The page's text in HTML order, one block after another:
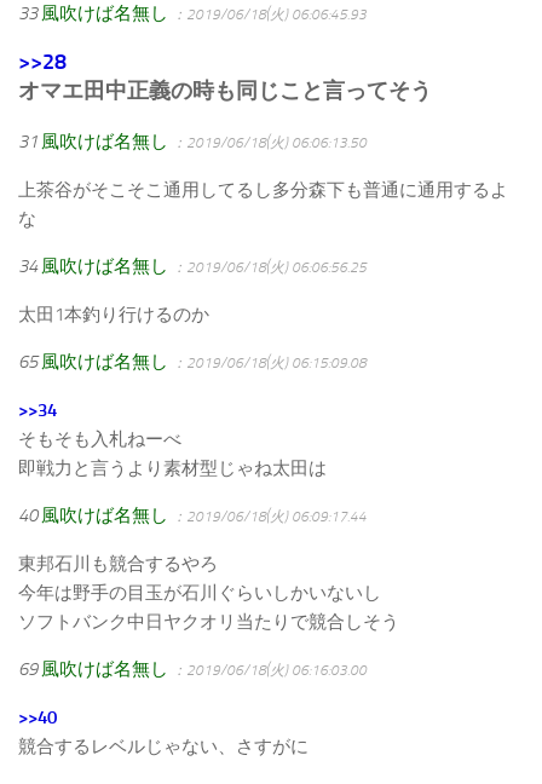
33 風吹けば名無し ：2019/06/18(火) 06:06:45.93
>>28
オマエ田中正義の時も同じこと言ってそう
31 風吹けば名無し ：2019/06/18(火) 06:06:13.50
上茶谷がそこそこ通用してるし多分森下も普通に通用するよ
な
34 風吹けば名無し ：2019/06/18(火) 06:06:56.25
太田1本釣り行けるのか
65 風吹けば名無し ：2019/06/18(火) 06:15:09.08
>>34
そもそも入札ねーべ
即戦力と言うより素材型じゃね太田は
40 風吹けば名無し ：2019/06/18(火) 06:09:17.44
東邦石川も競合するやろ
今年は野手の目玉が石川ぐらいしかいないし
ソフトバンク中日ヤクオリ当たりで競合しそう
69 風吹けば名無し ：2019/06/18(火) 06:16:03.00
>>40
競合するレベルじゃない、さすがに